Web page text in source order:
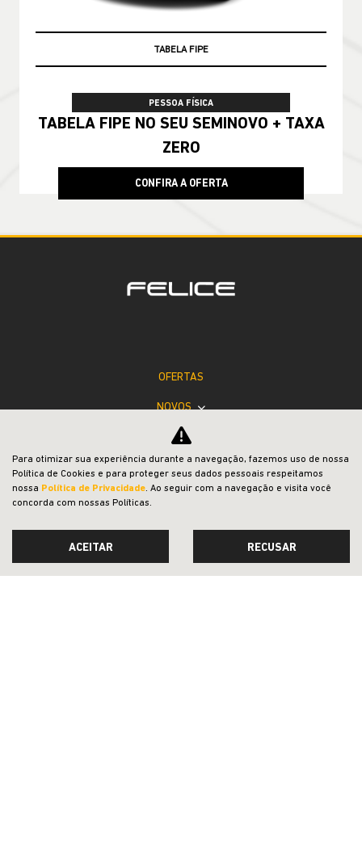
TABELA FIPE
PESSOA FÍSICA
TABELA FIPE NO SEU SEMINOVO + TAXA
ZERO
CONFIRA A OFERTA
OFERTAS
NOVOS
VENDAS DIRETAS
JEEP ACESSÍVEL
SOLUÇÕES FINANCEIRAS
SEMINOVOS
Para otimizar sua experiência durante a navegação, fazemos uso de nossa
Política de Cookies e para proteger seus dados pessoais respeitamos
nossa Política de Privacidade. Ao seguir com a navegação e visita você
concorda com nossas Políticas.
ACEITAR RECUSAR